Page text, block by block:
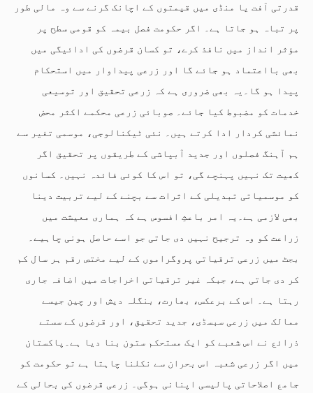
قدرتی آفت یا منڈی میں قیمتوں کے اچانک گرنے سے وہ مالی طور
پر تباہ ہو جاتا ہے۔ اگر حکومت فصل بیمہ کو قومی سطح پر
مؤثر انداز میں نافذ کرے، تو کسان قرضوں کی ادائیگی میں
بھی بااعتماد ہو جائے گا اور زرعی پیداوار میں استحکام
پیدا ہو گا۔یہ بھی ضروری ہے کہ زرعی تحقیق اور توسیعی
خدمات کو مضبوط کیا جائے۔ صوبائی زرعی محکمے اکثر محض
نمائشی کردار ادا کرتے ہیں۔ نئی ٹیکنالوجی، موسمی تغیر سے
ہم آہنگ فصلوں اور جدید آبپاشی کے طریقوں پر تحقیق اگر
کھیت تک نہیں پہنچے گی، تو اس کا کوئی فائدہ نہیں۔ کسانوں
کو موسمیاتی تبدیلی کے اثرات سے بچنے کے لیے تربیت دینا
بھی لازمی ہے۔یہ امر باعثِ افسوس ہے کہ ہماری معیشت میں
زراعت کو وہ ترجیح نہیں دی جاتی جو اسے حاصل ہونی چاہیے۔
بجٹ میں زرعی ترقیاتی پروگراموں کے لیے مختص رقم ہر سال کم
کر دی جاتی ہے، جبکہ غیر ترقیاتی اخراجات میں اضافہ جاری
رہتا ہے۔ اس کے برعکس، بھارت، بنگلہ دیش اور چین جیسے
ممالک میں زرعی سبسڈی، جدید تحقیق، اور قرضوں کے سستے
ذرائع نے اس شعبے کو ایک مستحکم ستون بنا دیا ہے۔پاکستان
میں اگر زرعی شعبہ اس بحران سے نکلنا چاہتا ہے تو حکومت کو
جامع اصلاحاتی پالیسی اپنانی ہوگی۔ زرعی قرضوں کی بحالی کے